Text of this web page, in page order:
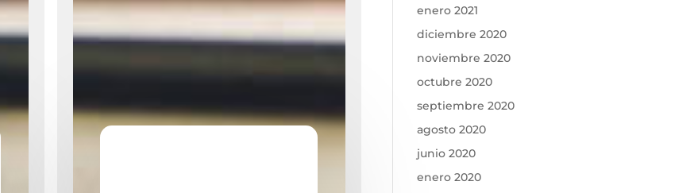
enero 2021
diciembre 2020
noviembre 2020
octubre 2020
septiembre 2020
agosto 2020
junio 2020
enero 2020